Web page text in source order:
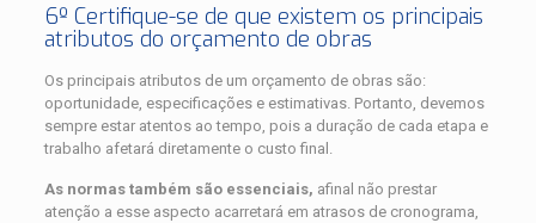
6º Certifique-se de que existem os principais
atributos do orçamento de obras
Os principais atributos de um orçamento de obras são:
oportunidade, especificações e estimativas. Portanto, devemos
sempre estar atentos ao tempo, pois a duração de cada etapa e
trabalho afetará diretamente o custo final.
As normas também são essenciais, afinal não prestar
atenção a esse aspecto acarretará em atrasos de cronograma,